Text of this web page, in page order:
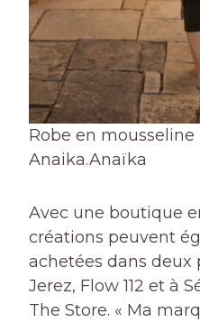
Robe en mousseline
Anaika.Anaïka
Avec une boutique
créations peuvent
achetées dans deux
Jerez, Flow 112 et à
The Store. « Ma